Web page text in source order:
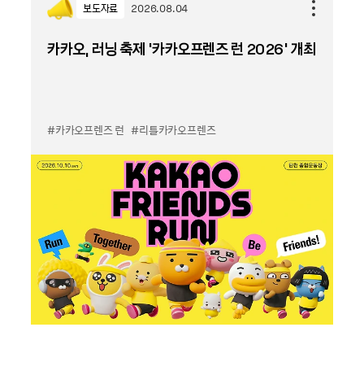
보도자료 2026.08.04
카카오, 러닝 축제 '카카오프렌즈 런 2026' 개최
#카카오프렌즈 런 #리틀카카오프렌즈